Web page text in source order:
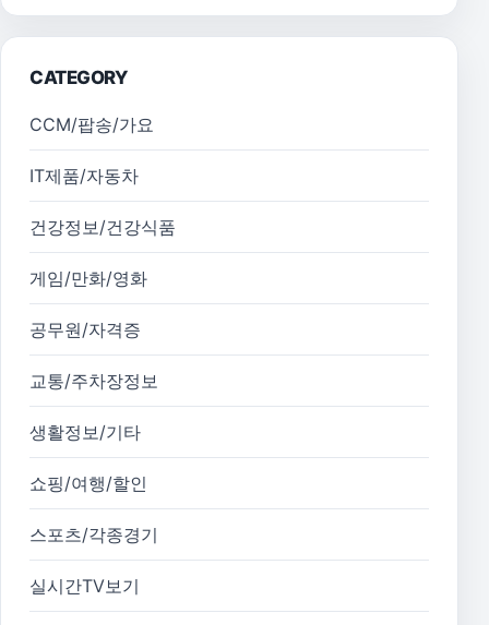
CATEGORY
CCM/팝송/가요
IT제품/자동차
건강정보/건강식품
게임/만화/영화
공무원/자격증
교통/주차장정보
생활정보/기타
쇼핑/여행/할인
스포츠/각종경기
실시간TV보기